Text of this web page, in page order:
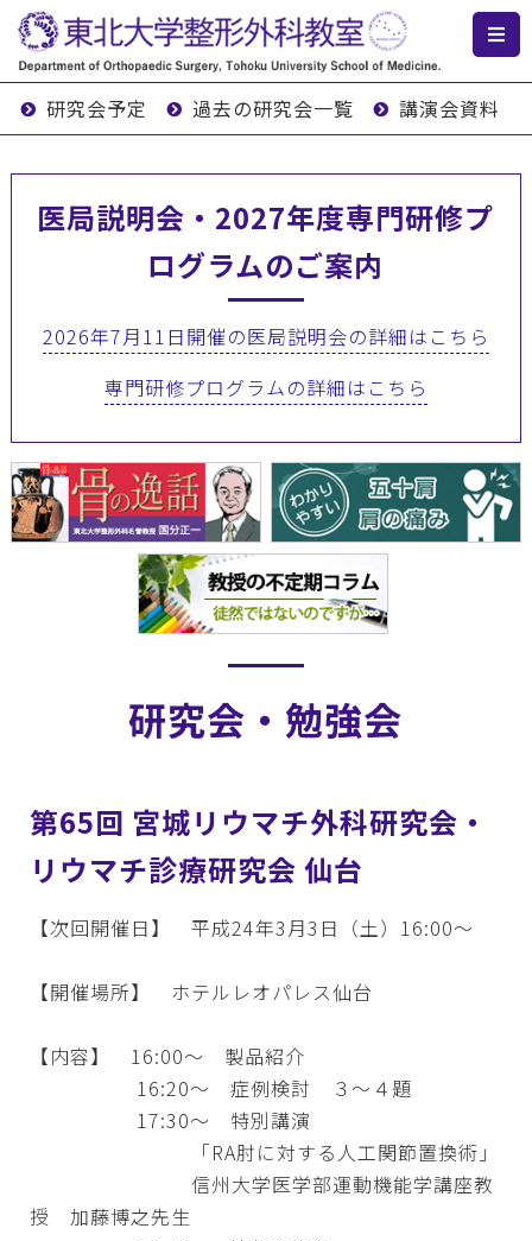
研究会予定 過去の研究会一覧 講演会資料
医局説明会・2027年度専門研修プ
ログラムのご案内
2026年7月11日開催の医局説明会の詳細はこちら
専門研修プログラムの詳細はこちら
研究会・勉強会
第65回 宮城リウマチ外科研究会・
リウマチ診療研究会 仙台
【次回開催日】 平成24年3月3日（土）16:00～
【開催場所】 ホテルレオパレス仙台
【内容】 16:00～ 製品紹介
16:20～ 症例検討 ３～４題
17:30～ 特別講演
「RA肘に対する人工関節置換術」
信州大学医学部運動機能学講座教
授 加藤博之先生